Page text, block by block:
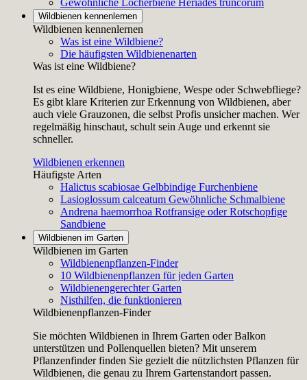
Gewöhnliche Löcherbiene Heriades truncorum
Wildbienen kennenlernen
Wildbienen kennenlernen
Was ist eine Wildbiene?
Die häufigsten Wildbienenarten
Was ist eine Wildbiene?
Ist es eine Wildbiene, Honigbiene, Wespe oder Schwebfliege?
Es gibt klare Kriterien zur Erkennung von Wildbienen, aber
auch viele Grauzonen, die selbst Profis unsicher machen. Wer
regelmäßig hinschaut, schult sein Auge und erkennt sie
schneller.
Wildbienen erkennen
Häufigste Arten
Halictus scabiosae Gelbbindige Furchenbiene
Lasioglossum calceatum Gewöhnliche Schmalbiene
Andrena haemorrhoa Rotfransige oder Rotschopfige
Sandbiene
Wildbienen im Garten
Wildbienen im Garten
Wildbienenpflanzen-Finder
10 Wildbienenpflanzen für jeden Garten
Wildbienengerechter Garten
Nisthilfen, die funktionieren
Wildbienenpflanzen-Finder
Sie möchten Wildbienen in Ihrem Garten oder Balkon
unterstützen und Pollenquellen bieten? Mit unserem
Pflanzenfinder finden Sie gezielt die nützlichsten Pflanzen für
Wildbienen, die genau zu Ihrem Gartenstandort passen.